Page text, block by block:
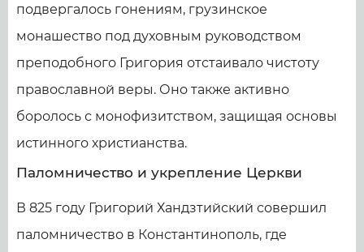
подвергалось гонениям, грузинское
монашество под духовным руководством
преподобного Григория отстаивало чистоту
православной веры. Оно также активно
боролось с монофизитством, защищая основы
истинного христианства.
Паломничество и укрепление Церкви
В 825 году Григорий Хандзтийский совершил
паломничество в Константинополь, где